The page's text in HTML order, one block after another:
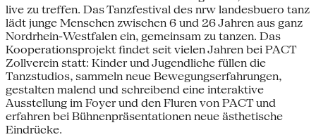
live zu treffen. Das Tanzfestival des nrw landesbuero tanz
lädt junge Menschen zwischen 6 und 26 Jahren aus ganz
Nordrhein-Westfalen ein, gemeinsam zu tanzen. Das
Kooperationsprojekt findet seit vielen Jahren bei PACT
Zollverein statt: Kinder und Jugendliche füllen die
Tanzstudios, sammeln neue Bewegungserfahrungen,
gestalten malend und schreibend eine interaktive
Ausstellung im Foyer und den Fluren von PACT und
erfahren bei Bühnenpräsentationen neue ästhetische
Eindrücke.